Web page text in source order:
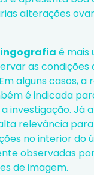
alterações
é mais
as condições
alguns casos, a
é indicada
investigação. Já
relevância
no interior do
observadas
de imagem.